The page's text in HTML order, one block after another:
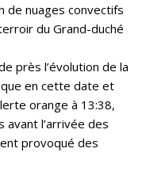
de nuages convectifs
du Grand-duché
près l’évolution de la
en cette date et
orange à 13:38,
avant l’arrivée des
provoqué des